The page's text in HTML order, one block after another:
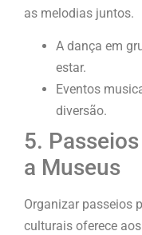
as melodias juntos.
A dança em
estar.
Eventos
diversão.
5.
a Museus
Organizar passeios
culturais oferece